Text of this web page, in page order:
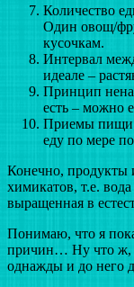
Количество
Один овощ/
кусочкам.
Интервал
идеале –
Принцип
есть – можно
Приемы пищи
еду по мере
Конечно, продукты
химикатов, т.е.
выращенная в
Понимаю, что я
причин… Ну что ж,
однажды и до него